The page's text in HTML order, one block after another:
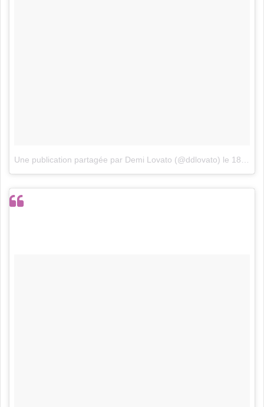
Une publication partagée par Demi Lovato (@ddlovato) le 18 Mai 2017 à 10h54 PDT